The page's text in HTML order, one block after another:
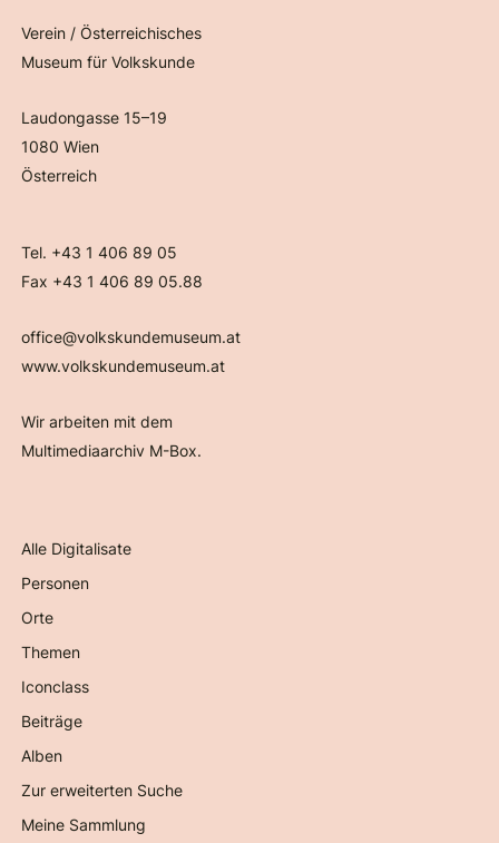
Verein / Österreichisches
Museum für Volkskunde
Laudongasse 15–19
1080 Wien
Österreich
Tel. +43 1 406 89 05
Fax +43 1 406 89 05.88
office@volkskundemuseum.at
www.volkskundemuseum.at
Wir arbeiten mit dem
Multimediaarchiv M-Box.
Alle Digitalisate
Personen
Orte
Themen
Iconclass
Beiträge
Alben
Zur erweiterten Suche
Meine Sammlung